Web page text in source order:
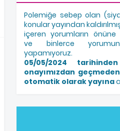
Polemiğe sebep olan
konular yayından
içeren yorumların
ve binlerce
yapamıyoruz.
05/05/2024
onayımızdan
otomatik olarak yayına